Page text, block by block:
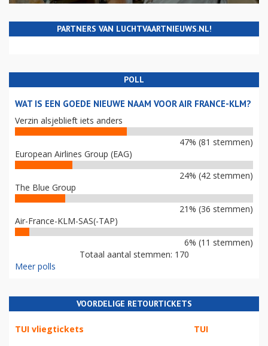
PARTNERS VAN LUCHTVAARTNIEUWS.NL!
POLL
WAT IS EEN GOEDE NIEUWE NAAM VOOR AIR FRANCE-KLM?
Verzin alsjeblieft iets anders
47% (81 stemmen)
European Airlines Group (EAG)
24% (42 stemmen)
The Blue Group
21% (36 stemmen)
Air-France-KLM-SAS(-TAP)
6% (11 stemmen)
Totaal aantal stemmen: 170
Meer polls
VOORDELIGE RETOURTICKETS
TUI vliegtickets TUI